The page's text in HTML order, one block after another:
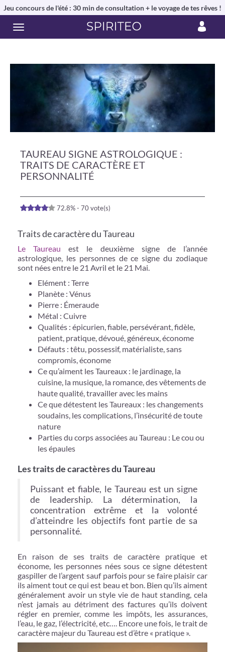
Jeu concours de l'été : 30 min de consultation + le voyage de tes rêves !
TAUREAU SIGNE ASTROLOGIQUE :
TRAITS DE CARACTÈRE ET
PERSONNALITÉ
72.8% - 70 vote(s)
Traits de caractère du Taureau
Le Taureau est le deuxième signe de l’année
astrologique, les personnes de ce signe du zodiaque
sont nées entre le 21 Avril et le 21 Mai.
Elément : Terre
Planète : Vénus
Pierre : Émeraude
Métal : Cuivre
Qualités : épicurien, fiable, persévérant, fidèle,
patient, pratique, dévoué, généreux, économe
Défauts : têtu, possessif, matérialiste, sans
compromis, économe
Ce qu’aiment les Taureaux : le jardinage, la
cuisine, la musique, la romance, des vêtements de
haute qualité, travailler avec les mains
Ce que détestent les Taureaux : les changements
soudains, les complications, l’insécurité de toute
nature
Parties du corps associées au Taureau : Le cou ou
les épaules
Les traits de caractères du Taureau
Puissant et fiable, le Taureau est un signe
de leadership. La détermination, la
concentration extrême et la volonté
d’atteindre les objectifs font partie de sa
personnalité.
En raison de ses traits de caractère pratique et
économe, les personnes nées sous ce signe détestent
gaspiller de l’argent sauf parfois pour se faire plaisir car
ils aiment tout ce qui est beau et bon. Bien qu’ils aiment
généralement avoir un style vie de haut standing, cela
n’est jamais au détriment des factures qu’ils doivent
régler en premier, comme les impôts, les assurances,
l’eau, le gaz, l’électricité, etc…. Encore une fois, le trait de
caractère majeur du Taureau est d’être « pratique ».